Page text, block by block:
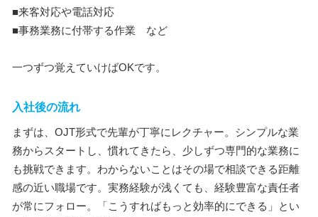
■来客対応や電話対応
■事務業務に付帯する作業 など
一つずつ覚えていけばOKです。
入社後の流れ
まずは、OJT形式で先輩が丁寧にレクチャー。シンプルな業
務からスタートし、慣れてきたら、少しずつ専門的な業務に
も挑戦できます。わからないことはその場で相談できる距離
感の近い職場です。実務経験が浅くても、経験豊富な責任者
が常にフォロー。「こうすればもっと効率的にできる」とい